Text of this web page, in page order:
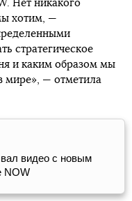
Нет никакого
хотим, —
стратегическое
и каким образом мы
мире», — отметила
видео с новым
NOW